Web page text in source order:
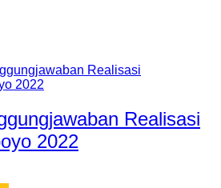
Realisasi
2022